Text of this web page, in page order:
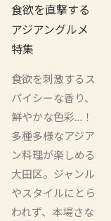
食欲を直撃する
アジアングルメ
特集
食欲を刺激するス
パイシーな香り、
鮮やかな色彩…！
多種多様なアジア
ン料理が楽しめる
大田区。ジャンル
やスタイルにとら
われず、本場さな